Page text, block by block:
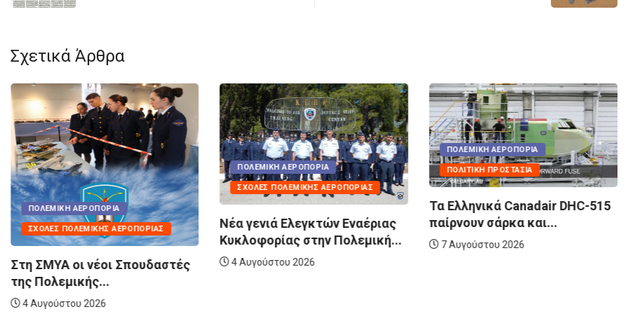
Σχετικά Άρθρα
ΠΟΛΕΜΙΚΉ ΑΕΡΟΠΟΡΊΑ
ΣΧΟΛΈΣ ΠΟΛΕΜΙΚΉΣ ΑΕΡΟΠΟΡΊΑΣ
Στη ΣΜΥΑ οι νέοι Σπουδαστές
της Πολεμικής...
4 Αυγούστου 2026
ΠΟΛΕΜΙΚΉ ΑΕΡΟΠΟΡΊΑ
ΣΧΟΛΈΣ ΠΟΛΕΜΙΚΉΣ ΑΕΡΟΠΟΡΊΑΣ
Νέα γενιά Ελεγκτών Εναέριας
Κυκλοφορίας στην Πολεμική...
4 Αυγούστου 2026
ΠΟΛΕΜΙΚΉ ΑΕΡΟΠΟΡΊΑ
ΠΟΛΙΤΙΚΉ ΠΡΟΣΤΑΣΊΑ
Τα Eλληνικά Canadair DHC-515
παίρνουν σάρκα και...
7 Αυγούστου 2026